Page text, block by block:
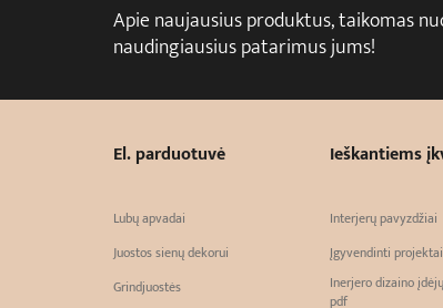
Apie naujausius produktus, taikomas
naudingiausius patarimus jums!
El. parduotuvė
Lubų apvadai
Juostos sienų dekorui
Grindjuostės
Ieškantiems
Interjerų pavyzdžiai
Įgyvendinti projektai
Inerjero dizaino
pdf